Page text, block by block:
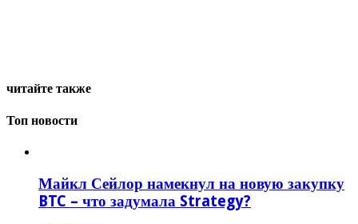
читайте также
Топ новости
Майкл Сейлор намекнул на новую закупку
BTC – что задумала Strategy?